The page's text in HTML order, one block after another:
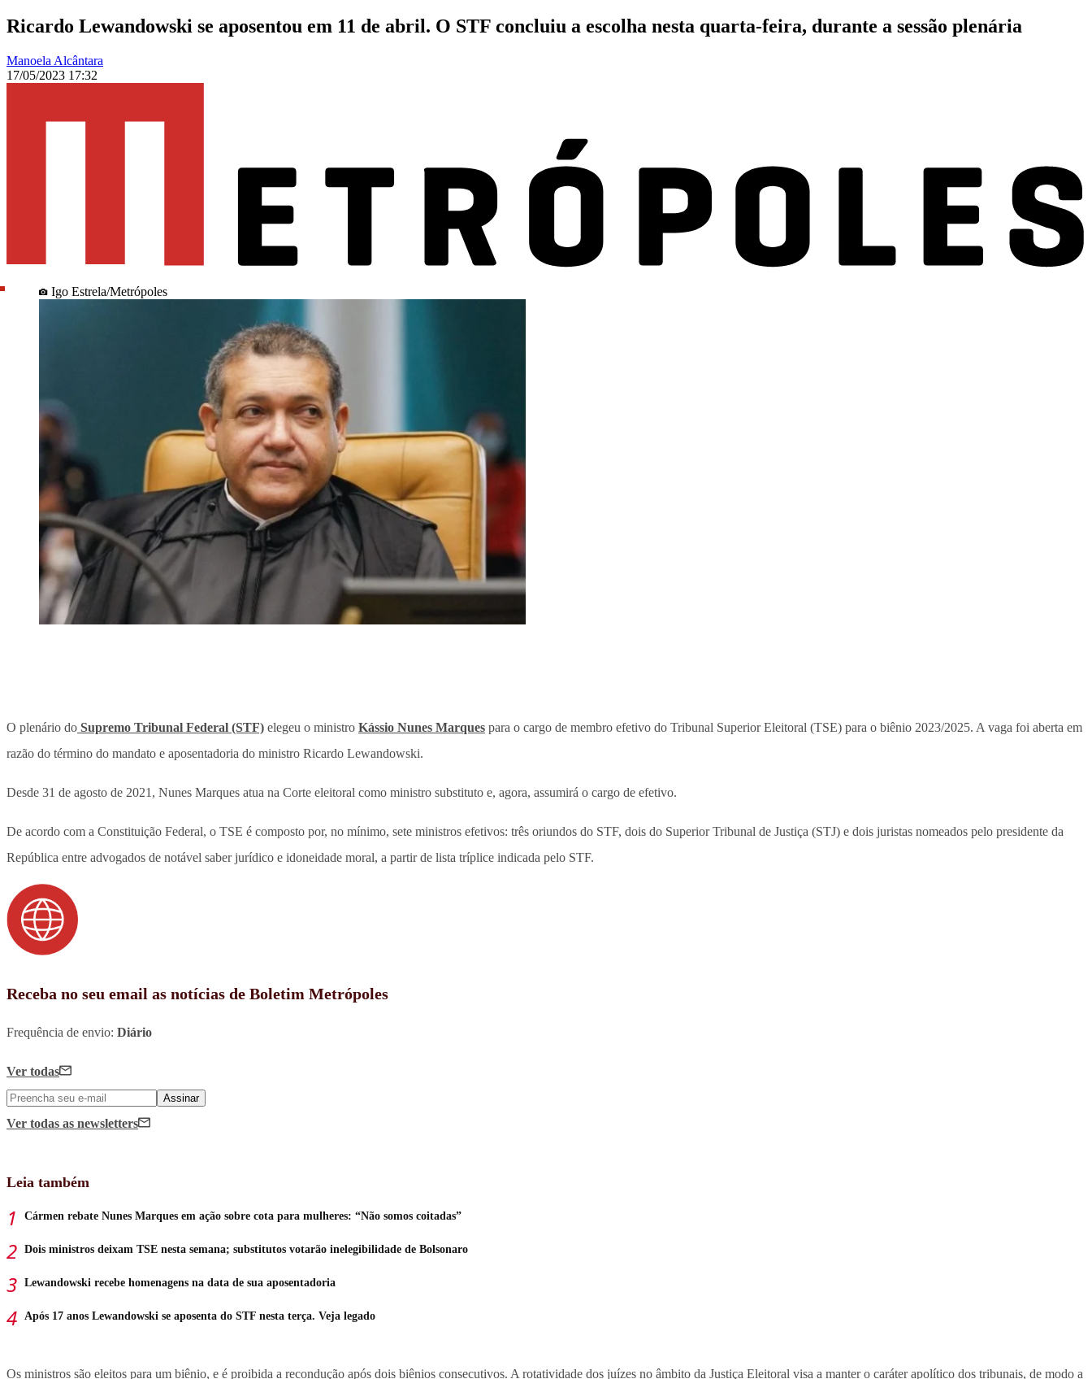
Ricardo Lewandowski se aposentou em 11 de abril. O STF concluiu a escolha nesta quarta-feira, durante a sessão plenária
Manoela Alcântara
17/05/2023 17:32
Igo Estrela/Metrópoles
O plenário do Supremo Tribunal Federal (STF) elegeu o ministro Kássio Nunes Marques para o cargo de membro efetivo do Tribunal Superior Eleitoral (TSE) para o biênio 2023/2025. A vaga foi aberta em
razão do término do mandato e aposentadoria do ministro Ricardo Lewandowski.
Desde 31 de agosto de 2021, Nunes Marques atua na Corte eleitoral como ministro substituto e, agora, assumirá o cargo de efetivo.
De acordo com a Constituição Federal, o TSE é composto por, no mínimo, sete ministros efetivos: três oriundos do STF, dois do Superior Tribunal de Justiça (STJ) e dois juristas nomeados pelo presidente da
República entre advogados de notável saber jurídico e idoneidade moral, a partir de lista tríplice indicada pelo STF.
Receba no seu email as notícias de Boletim Metrópoles
Frequência de envio: Diário
Ver todas
Assinar
Ver todas as newsletters
Leia também
Cármen rebate Nunes Marques em ação sobre cota para mulheres: “Não somos coitadas”
Dois ministros deixam TSE nesta semana; substitutos votarão inelegibilidade de Bolsonaro
Lewandowski recebe homenagens na data de sua aposentadoria
Após 17 anos Lewandowski se aposenta do STF nesta terça. Veja legado
Os ministros são eleitos para um biênio, e é proibida a recondução após dois biênios consecutivos. A rotatividade dos juízes no âmbito da Justiça Eleitoral visa a manter o caráter apolítico dos tribunais, de modo a